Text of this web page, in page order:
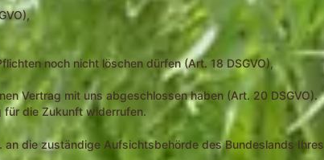
noch nicht löschen dürfen (Art. 18 DSGVO),
Vertrag mit uns abgeschlossen haben (Art. 20 DSGVO).
für die Zukunft widerrufen.
die zuständige Aufsichtsbehörde des Bundeslands Ihres